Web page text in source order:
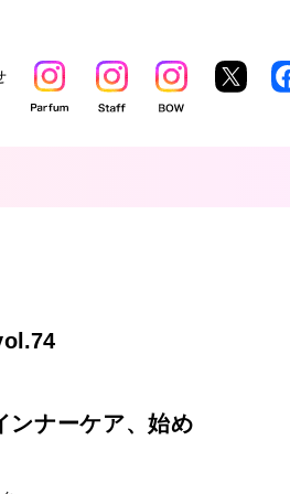
ンナーケア、始め